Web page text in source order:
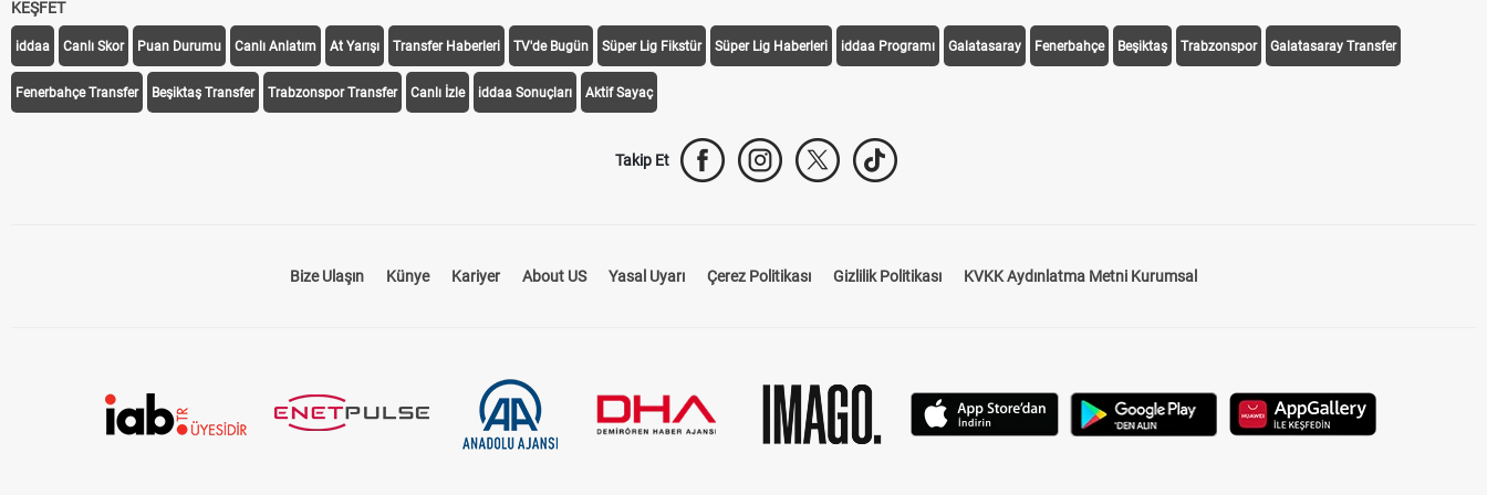
KEŞFET
iddaa Canlı Skor Puan Durumu Canlı Anlatım At Yarışı Transfer Haberleri TV'de Bugün Süper Lig Fikstür Süper Lig Haberleri iddaa Programı Galatasaray Fenerbahçe Beşiktaş Trabzonspor Galatasaray Transfer
Fenerbahçe Transfer Beşiktaş Transfer Trabzonspor Transfer Canlı İzle iddaa Sonuçları Aktif Sayaç
Takip Et
Bize Ulaşın Künye Kariyer About US Yasal Uyarı Çerez Politikası Gizlilik Politikası KVKK Aydınlatma Metni Kurumsal